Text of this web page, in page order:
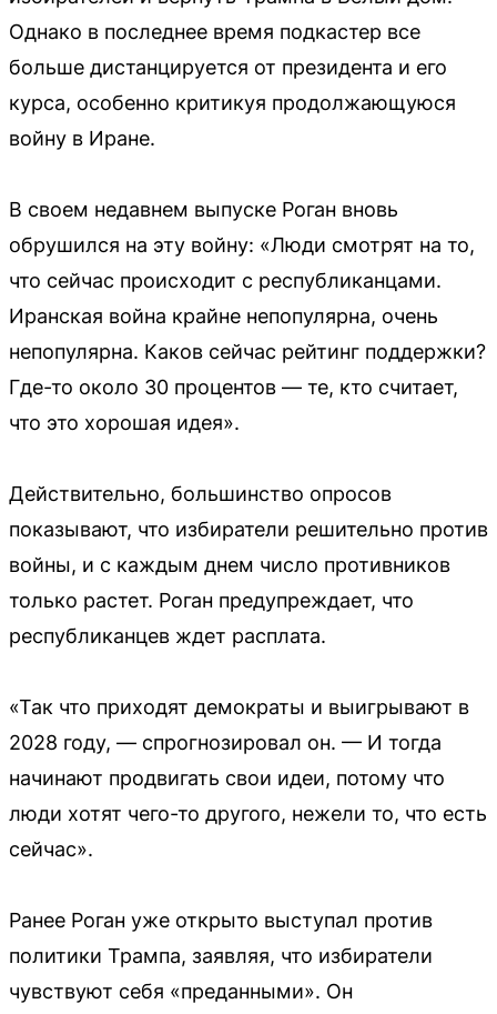
Однако в последнее время подкастер все
больше дистанцируется от президента и его
курса, особенно критикуя продолжающуюся
войну в Иране.
В своем недавнем выпуске Роган вновь
обрушился на эту войну: «Люди смотрят на то,
что сейчас происходит с республиканцами.
Иранская война крайне непопулярна, очень
непопулярна. Каков сейчас рейтинг поддержки?
Где-то около 30 процентов — те, кто считает,
что это хорошая идея».
Действительно, большинство опросов
показывают, что избиратели решительно против
войны, и с каждым днем число противников
только растет. Роган предупреждает, что
республиканцев ждет расплата.
«Так что приходят демократы и выигрывают в
2028 году, — спрогнозировал он. — И тогда
начинают продвигать свои идеи, потому что
люди хотят чего-то другого, нежели то, что есть
сейчас».
Ранее Роган уже открыто выступал против
политики Трампа, заявляя, что избиратели
чувствуют себя «преданными». Он